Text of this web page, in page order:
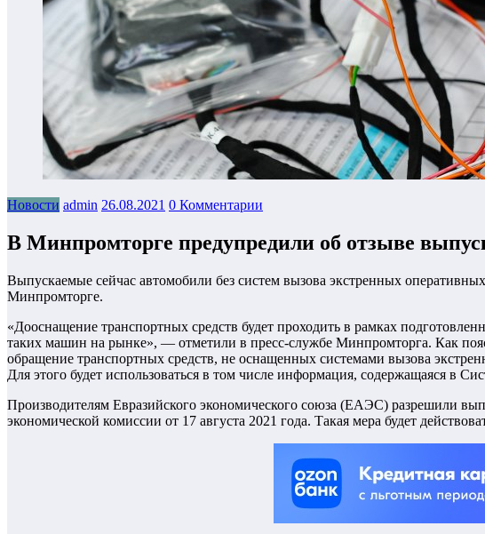
Новости admin 26.08.2021 0 Комментарии
В Минпромторге предупредили об отзыве
Выпускаемые сейчас автомобили без систем вызова экстренных
Минпромторге.
«Дооснащение транспортных средств будет проходить в рамках
таких машин на рынке», — отметили в пресс-службе Минпромторга. Как
обращение транспортных средств, не оснащенных системами вызова
Для этого будет использоваться в том числе информация, содержащаяся в
Производителям Евразийского экономического союза (ЕАЭС) разрешили
экономической комиссии от 17 августа 2021 года. Такая мера будет